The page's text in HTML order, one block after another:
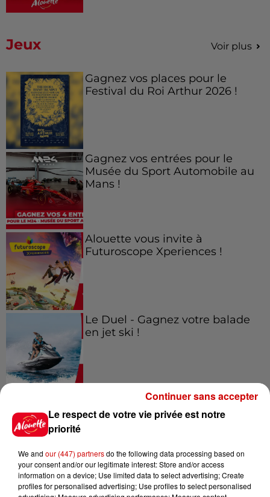
Jeux Voir plus
Gagnez vos places pour le
Festival du Roi Arthur 2026 !
Gagnez vos entrées pour le
Musée du Sport Automobile au
Mans !
Alouette vous invite à
Futuroscope Xperiences !
Le Duel - Gagnez votre balade
en jet ski !
Podcasts
Kelly Massol, figure
emblématique de
l'entrepreneuriat féminin
Le respect de votre vie privée est notre
priorité
We and our (447) partnersdo the following data processing based on
your consent and/or our legitimate interest: Store and/or access
information on a device; Use limited data to select advertising; Create
profiles for personalised advertising; Use profiles to select personalised
Continuer sans accepter